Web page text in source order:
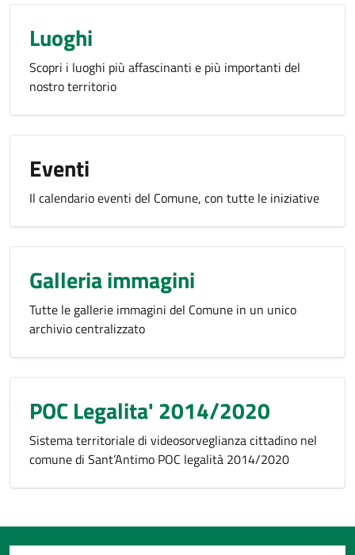
Luoghi
Scopri i luoghi più affascinanti e più importanti del
nostro territorio
Eventi
Il calendario eventi del Comune, con tutte le iniziative
Galleria immagini
Tutte le gallerie immagini del Comune in un unico
archivio centralizzato
POC Legalita' 2014/2020
Sistema territoriale di videosorveglianza cittadino nel
comune di Sant’Antimo POC legalità 2014/2020